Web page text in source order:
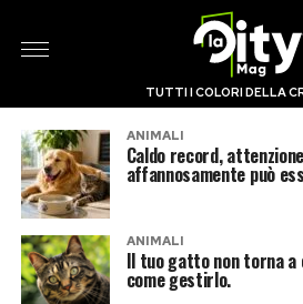
TUTTI I COLORI DELLA
ANIMALI
Caldo record,
affannosamente può
ANIMALI
Il tuo gatto non torna a
come gestirlo.